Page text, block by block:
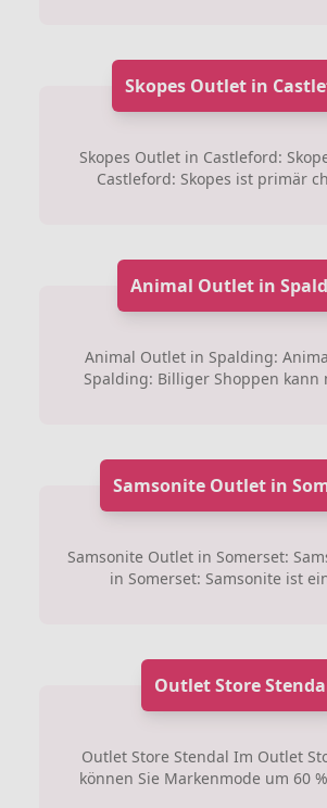
Skopes Outlet in
Skopes Outlet in Castleford:
Castleford: Skopes ist primär
Animal Outlet in
Animal Outlet in Spalding:
Spalding: Billiger Shoppen kann
Samsonite Outlet in
Samsonite Outlet in Somerset:
in Somerset: Samsonite ist
Outlet Store
Outlet Store Stendal Im Outlet
können Sie Markenmode um 60